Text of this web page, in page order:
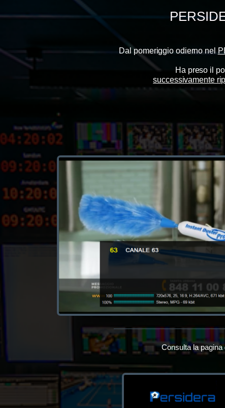
Dal pomeriggio odierno nel
Ha preso il
successivamente
Consulta la